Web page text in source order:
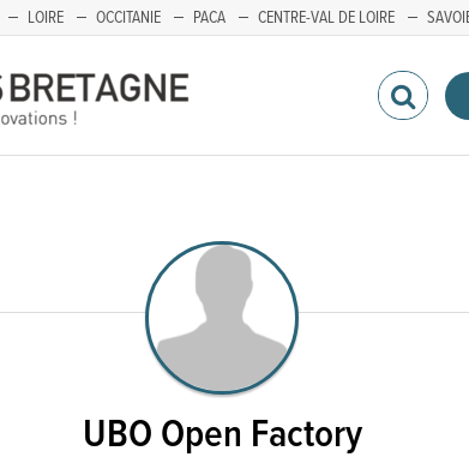
LOIRE OCCITANIE PACA CENTRE-VAL DE LOIRE
UBO Open Factory